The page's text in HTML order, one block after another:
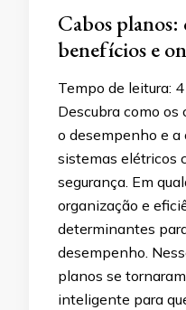
Cabos planos:
benefícios e
Tempo de leitura: 4
Descubra como
o desempenho e a
sistemas elétricos
segurança. Em
organização e
determinantes
desempenho.
planos se
inteligente para